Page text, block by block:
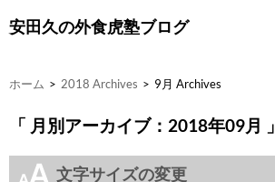
安田久の外食虎塾ブログ
ホーム > 2018 Archives > 9月 Archives
「 月別アーカイブ：2018年09月
文字サイズの変更